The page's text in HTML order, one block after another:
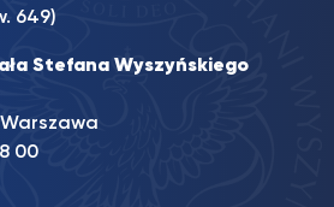
649)
Stefana Wyszyńskiego
Warszawa
00